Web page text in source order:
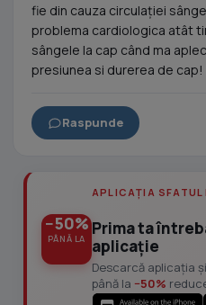
fie din cauza circulației
problema cardiologica atât
sângele la cap când ma
presiunea si durerea de cap!
Raspunde
−50%
PÂNĂ LA
APLICAȚIA SFATUL
Prima ta
aplicație
Descarcă aplicația
până la −50%